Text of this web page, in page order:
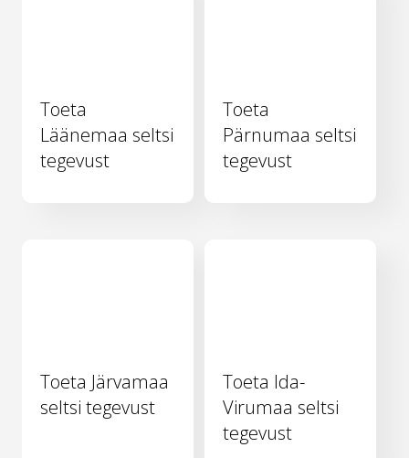
Toeta
Läänemaa seltsi
tegevust
Toeta
Pärnumaa seltsi
tegevust
Toeta Järvamaa
seltsi tegevust
Toeta Ida-
Virumaa seltsi
tegevust